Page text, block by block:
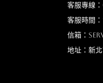
客服專線
客服時間
信箱：
地址：新